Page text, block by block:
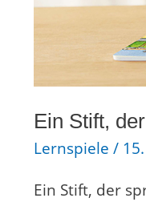
Ein Stift,
Lernspiele /
Ein Stift, der